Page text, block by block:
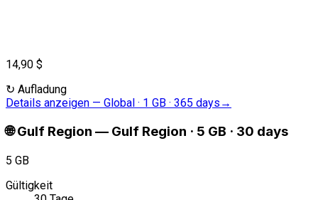
14,90 $
↻ Aufladung
Details anzeigen — Global · 1 GB · 365 days →
🌐 Gulf Region — Gulf Region · 5 GB · 30 days
5 GB
Gültigkeit